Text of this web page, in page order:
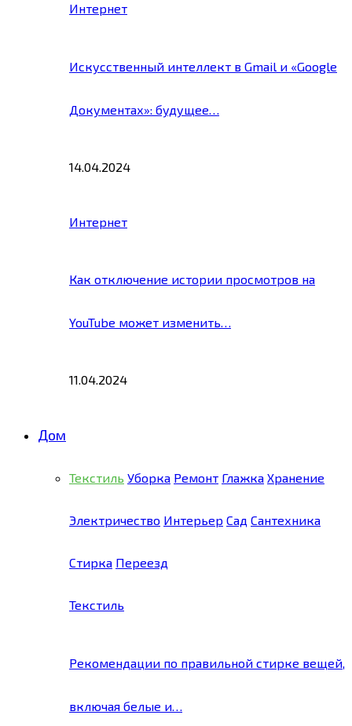
Интернет
Искусственный интеллект в Gmail и «Google
Документах»: будущее…
14.04.2024
Интернет
Как отключение истории просмотров на
YouTube может изменить…
11.04.2024
Дом
Текстиль Уборка Ремонт Глажка Хранение
Электричество Интерьер Сад Сантехника
Стирка Переезд
Текстиль
Рекомендации по правильной стирке вещей,
включая белые и…